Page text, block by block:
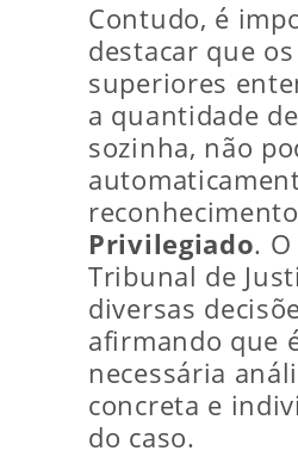
Contudo, é
destacar que
superiores
a quantidade
sozinha, não
Privilegiado.
Tribunal de
diversas
afirmando que
necessária
concreta e
do caso.